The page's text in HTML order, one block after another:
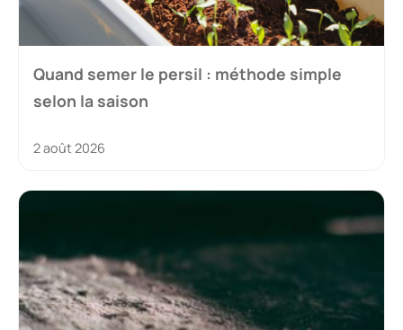
Quand semer le persil : méthode simple
selon la saison
2 août 2026